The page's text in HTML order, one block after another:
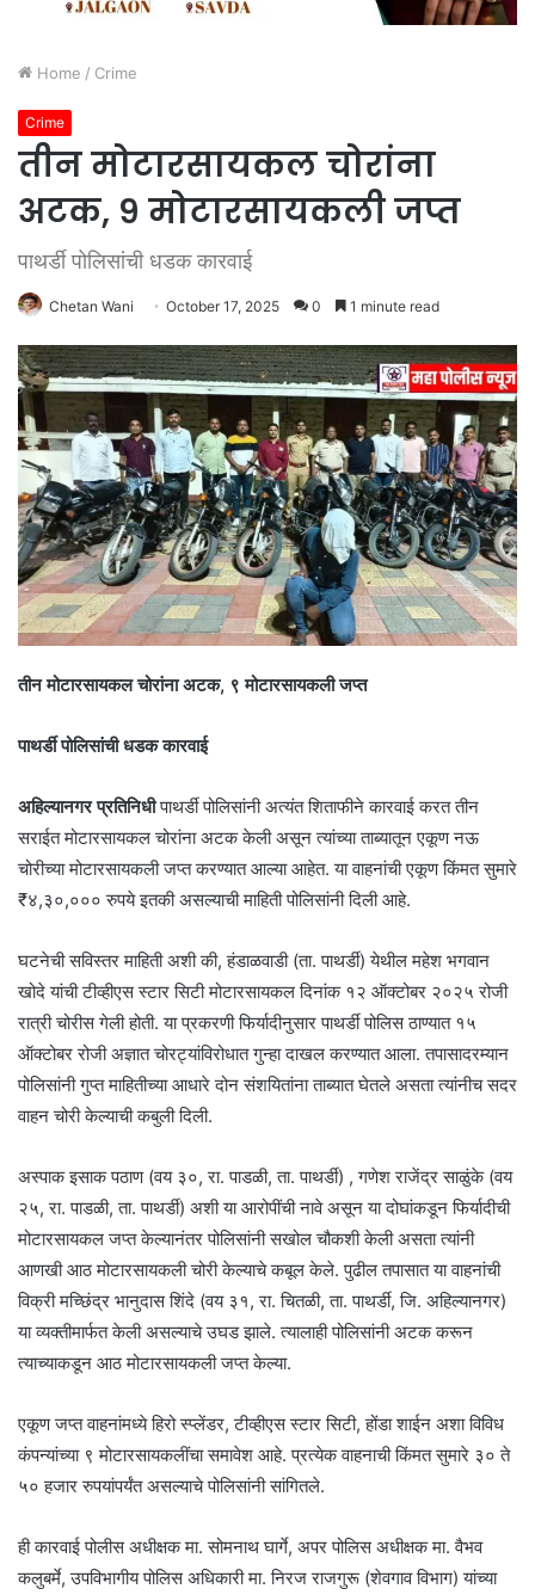
Home / Crime
Crime
तीन मोटारसायकल चोरांना
अटक, ९ मोटारसायकली जप्त
पाथर्डी पोलिसांची धडक कारवाई
Chetan Wani October 17, 2025 0 1 minute read
तीन मोटारसायकल चोरांना अटक, ९ मोटारसायकली जप्त
पाथर्डी पोलिसांची धडक कारवाई
अहिल्यानगर प्रतिनिधीपाथर्डी पोलिसांनी अत्यंत शिताफीने कारवाई करत तीन
सराईत मोटारसायकल चोरांना अटक केली असून त्यांच्या ताब्यातून एकूण नऊ
चोरीच्या मोटारसायकली जप्त करण्यात आल्या आहेत. या वाहनांची एकूण किंमत सुमारे
₹४,३०,००० रुपये इतकी असल्याची माहिती पोलिसांनी दिली आहे.
घटनेची सविस्तर माहिती अशी की, हंडाळवाडी (ता. पाथर्डी) येथील महेश भगवान
खोदे यांची टीव्हीएस स्टार सिटी मोटारसायकल दिनांक १२ ऑक्टोबर २०२५ रोजी
रात्री चोरीस गेली होती. या प्रकरणी फिर्यादीनुसार पाथर्डी पोलिस ठाण्यात १५
ऑक्टोबर रोजी अज्ञात चोरट्यांविरोधात गुन्हा दाखल करण्यात आला. तपासादरम्यान
पोलिसांनी गुप्त माहितीच्या आधारे दोन संशयितांना ताब्यात घेतले असता त्यांनीच सदर
वाहन चोरी केल्याची कबुली दिली.
अस्पाक इसाक पठाण (वय ३०, रा. पाडळी, ता. पाथर्डी) , गणेश राजेंद्र साळुंके (वय
२५, रा. पाडळी, ता. पाथर्डी) अशी या आरोपींची नावे असून या दोघांकडून फिर्यादीची
मोटारसायकल जप्त केल्यानंतर पोलिसांनी सखोल चौकशी केली असता त्यांनी
आणखी आठ मोटारसायकली चोरी केल्याचे कबूल केले. पुढील तपासात या वाहनांची
विक्री मच्छिंद्र भानुदास शिंदे (वय ३१, रा. चितळी, ता. पाथर्डी, जि. अहिल्यानगर)
या व्यक्तीमार्फत केली असल्याचे उघड झाले. त्यालाही पोलिसांनी अटक करून
त्याच्याकडून आठ मोटारसायकली जप्त केल्या.
एकूण जप्त वाहनांमध्ये हिरो स्प्लेंडर, टीव्हीएस स्टार सिटी, होंडा शाईन अशा विविध
कंपन्यांच्या ९ मोटारसायकलींचा समावेश आहे. प्रत्येक वाहनाची किंमत सुमारे ३० ते
५० हजार रुपयांपर्यंत असल्याचे पोलिसांनी सांगितले.
ही कारवाई पोलीस अधीक्षक मा. सोमनाथ घार्गे, अपर पोलिस अधीक्षक मा. वैभव
कलुबर्मे, उपविभागीय पोलिस अधिकारी मा. निरज राजगुरू (शेवगाव विभाग) यांच्या